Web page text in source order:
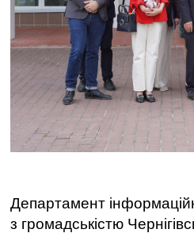
Департамент
з громадськістю